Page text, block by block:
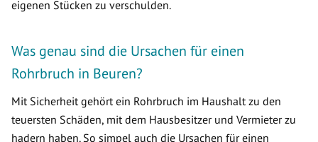
eigenen Stücken zu verschulden.
Was genau sind die Ursachen für einen
Rohrbruch in Beuren?
Mit Sicherheit gehört ein Rohrbruch im Haushalt zu den
teuersten Schäden, mit dem Hausbesitzer und Vermieter zu
hadern haben. So simpel auch die Ursachen für einen